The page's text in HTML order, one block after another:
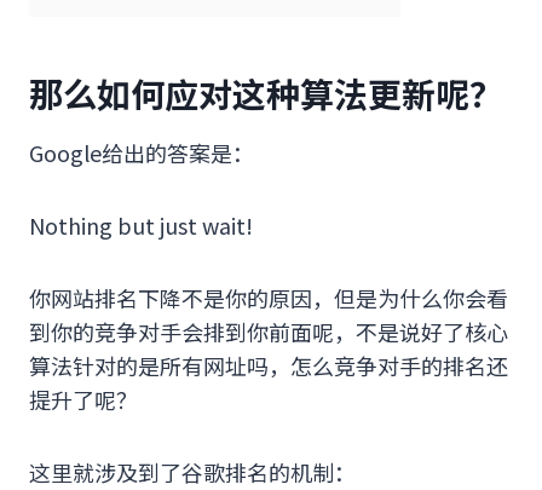
那么如何应对这种算法更新呢？
Google给出的答案是：
Nothing but just wait!
你网站排名下降不是你的原因，但是为什么你会看
到你的竞争对手会排到你前面呢，不是说好了核心
算法针对的是所有网址吗，怎么竞争对手的排名还
提升了呢？
这里就涉及到了谷歌排名的机制：